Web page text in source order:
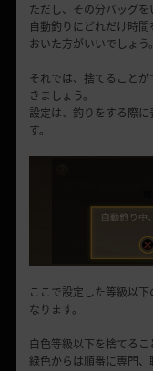
ただし、その分バッグを
自動釣りにどれだけ時
おいた方がいいでしょう。
それでは、捨てること
きましょう。
設定は、釣りをする際
す。
ここで設定した等級以
なります。
白色等級以下を捨てるこ
緑色からは順番に専門、